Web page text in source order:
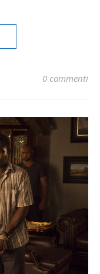
0 commenti